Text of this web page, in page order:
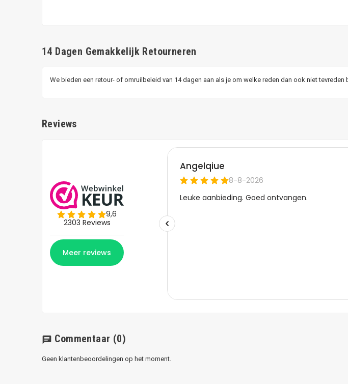
14 Dagen Gemakkelijk Retourneren
We bieden een retour- of omruilbeleid van 14 dagen aan als je om welke reden dan ook niet
Reviews
chat Commentaar (0)
Geen klantenbeoordelingen op het moment.